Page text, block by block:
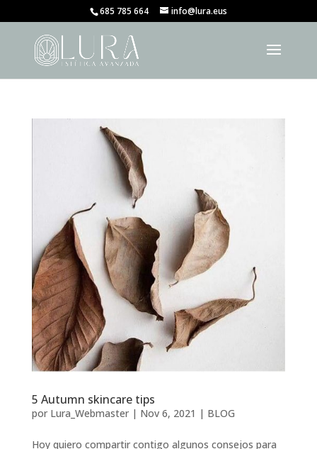
685 785 664 info@lura.eus
5 Autumn skincare tips
por Lura_Webmaster| Nov 6, 2021 | BLOG
Hoy quiero compartir contigo algunos consejos para